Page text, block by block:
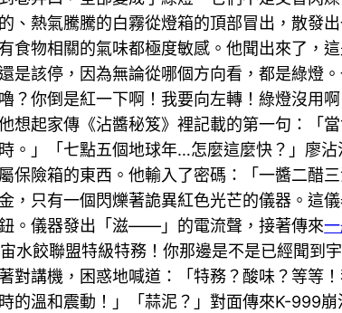
、熱氣騰騰的白霧從燈箱的頂部冒出，散
食物相關的氣味都極度敏感。他聞出來了，
是該停，因為無論從哪個方向看，都是綠燈
？你倒是紅一下啊！我要向左轉！綠燈沒用
想起家傳《沾醬秘笈》裡記載的第一句：「
。」「七點五個地球年…怎麼這麼快？」廖
保險箱的東西。他輸入了密碼：「一醬二醋
，只有一個閃爍著詭異紅色光芒的儀器。這
。儀器發出「滋——」的電流聲，接著傳來
水餃聯盟特級特務！你那邊是不是已經聞到
對講機，困惑地喊道：「特務？酸味？等等
的溫和震動！」「蒜泥？」對面傳來K-999